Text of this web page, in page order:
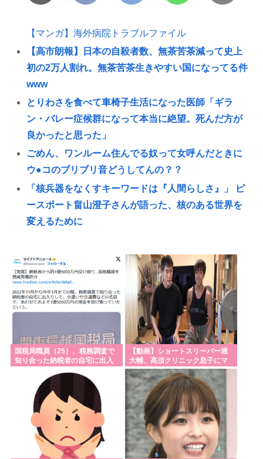
【マンガ】海外病院トラブルファイル
【高市朗報】日本の自殺者数、無茶苦茶減って史上
初の2万人割れ。無茶苦茶生きやすい国になってる件
www
とりわさを食べて車椅子生活になった医師「ギラ
ン・バレー症候群になって本当に絶望。死んだ方が
良かったと思った」
ごめん、ワンルーム住んでる奴って女呼んだときに
ウ●コのブリブリ音どうしてんの？？
「核兵器をなくすキーワードは『人間らしさ』」 ピ
ースボート畠山澄子さんが語った、核のある世界を
変えるために
米国雇用統計、非農業部門雇用者数 (前月比)結果:-2.3
万人予想:+8.0万人、失業率結果:+4.1%予想:+4.2%、
9月利下げか
【熊本地震】避難者の食生活、改善急務=調理できず
「パン飽き飽き」-断水なお3万戸超
【サッカー】スペイン代表MFロドリ、レアル入り目
前から一転、バルサ加入へ 現地メディア伝える 4年
契約で年俸55億円準備
ニセコに宿泊する外国人の消費額、1人あたり58万円
も使ってくれることが判明。日本人の4.6倍
AI「お前さあ〜w」ぼく「…敬語使え💢」AI「了解し
ました。ところでお前はどう思いますか？」👈これ
国税局職員（25）、税務調査で
知り合った納税者の自宅に出入
するwww
【動画】ショートスリーパー堀
大輔、高須クリニック息子にマ
ジギレ！怖すぎると話題に